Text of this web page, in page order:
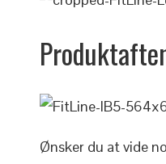
Ønsker du at vide